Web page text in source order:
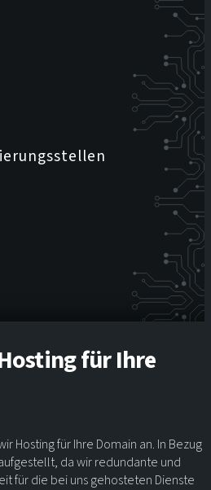
für Ihre
Hosting für Ihre Domain an. In Bezug
da wir redundante und
für die bei uns gehosteten Dienste